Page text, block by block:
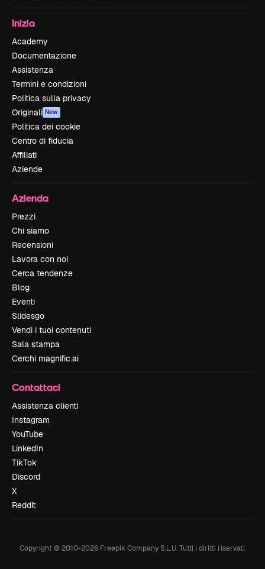
Inizia
Academy
Documentazione
Assistenza
Termini e condizioni
Politica sulla privacy
Originali New
Politica dei cookie
Centro di fiducia
Affiliati
Aziende
Azienda
Prezzi
Chi siamo
Recensioni
Lavora con noi
Cerca tendenze
Blog
Eventi
Slidesgo
Vendi i tuoi contenuti
Sala stampa
Cerchi magnific.ai
Contattaci
Assistenza clienti
Instagram
YouTube
LinkedIn
TikTok
Discord
X
Reddit
Copyright © 2010-2026Freepik Company S.L.U. Tutti i diritti riservati.